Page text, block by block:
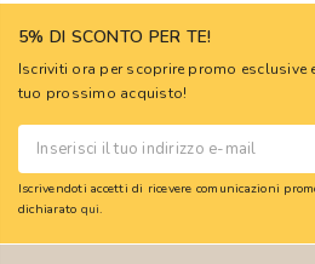
5% DI SCONTO PER TE!
Iscriviti ora per scoprire promo esclusive
tuo prossimo acquisto!
Iscrivendoti accetti di ricevere comunicazioni
dichiarato qui.